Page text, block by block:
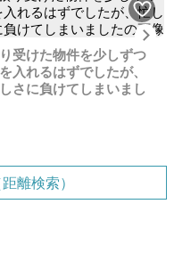
受けた物件を少しずつ
入れるはずでしたが、
さに負けてしまいまし
離検索）